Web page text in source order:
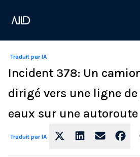
Traduit par IA
Incident 378: Un
dirigé vers une ligne
eaux sur une
Traduit par IA